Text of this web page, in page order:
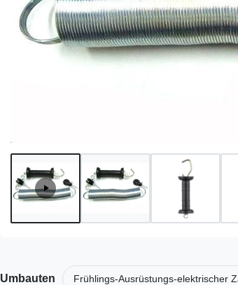
Umbauten Frühlings-Ausrüstungs-elektrischer